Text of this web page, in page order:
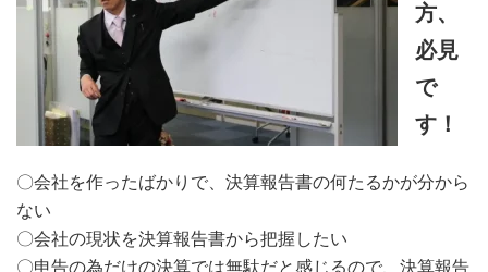
方、
必見
で
す！
〇会社を作ったばかりで、決算報告書の何たるかが分から
ない
〇会社の現状を決算報告書から把握したい
〇申告の為だけの決算では無駄だと感じるので、決算報告